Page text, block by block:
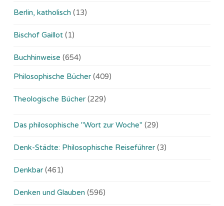
Berlin, katholisch (13)
Bischof Gaillot (1)
Buchhinweise (654)
Philosophische Bücher (409)
Theologische Bücher (229)
Das philosophische "Wort zur Woche" (29)
Denk-Städte: Philosophische Reiseführer (3)
Denkbar (461)
Denken und Glauben (596)